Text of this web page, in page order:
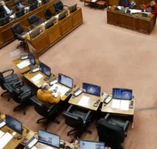
preventiva en la región
POLICIAL
[ 06/08/2026 ] El papa León XIV viajará
noviembre
[ 07/08/2026 ] Diputado Jofré oficia a la
Municipalidad y el GORE Tarapacá